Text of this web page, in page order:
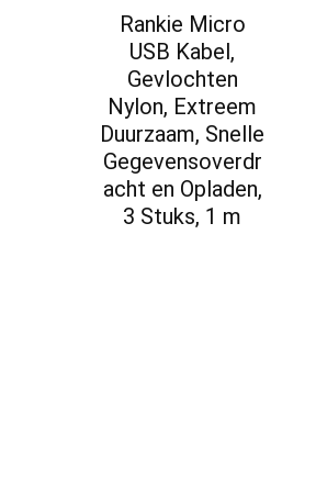
Rankie Micro
USB Kabel,
Gevlochten
Nylon, Extreem
Duurzaam, Snelle
Gegevensoverdr
acht en Opladen,
3 Stuks, 1 m